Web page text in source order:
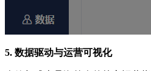
5. 数据驱动与运营可视化